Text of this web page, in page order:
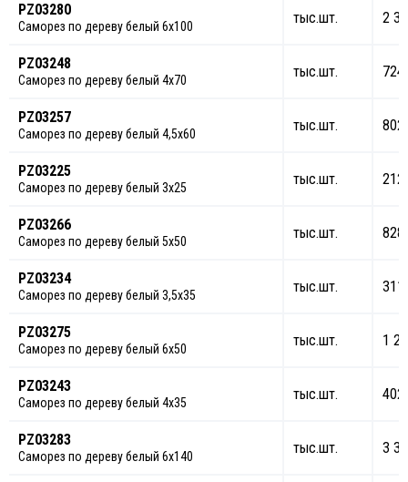
PZ03280
Саморез по дереву белый 6х100
тыс.шт. 2
PZ03248
Саморез по дереву белый 4х70
тыс.шт.
PZ03257
Саморез по дереву белый 4,5х60
тыс.шт.
PZ03225
Саморез по дереву белый 3х25
тыс.шт.
PZ03266
Саморез по дереву белый 5х50
тыс.шт.
PZ03234
Саморез по дереву белый 3,5х35
тыс.шт.
PZ03275
Саморез по дереву белый 6х50
тыс.шт. 1
PZ03243
Саморез по дереву белый 4х35
тыс.шт.
PZ03283
Саморез по дереву белый 6х140
тыс.шт. 3